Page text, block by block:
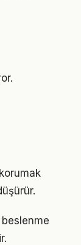
beslenme